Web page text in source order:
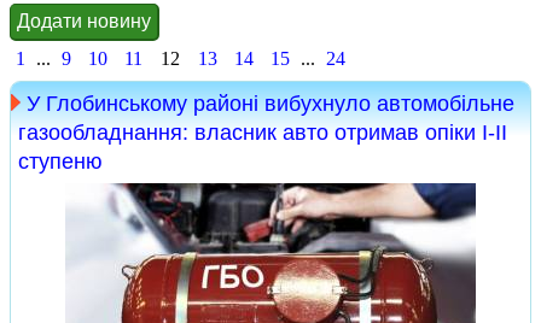
Додати новину
1
... 9 10 11 12 13 14 15 ... 24
У Глобинському районі вибухнуло автомобільне
газообладнання: власник авто отримав опіки І-ІІ
ступеню